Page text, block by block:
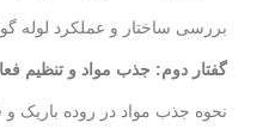
بررسی ساختار و عملکرد لوله
گفتار دوم: جذب مواد و تنظیم
نحوه جذب مواد در روده باریک و